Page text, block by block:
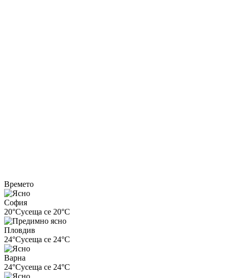
Времето
София
20°Cусеща се 20°C
Пловдив
24°Cусеща се 24°C
Варна
24°Cусеща се 24°C